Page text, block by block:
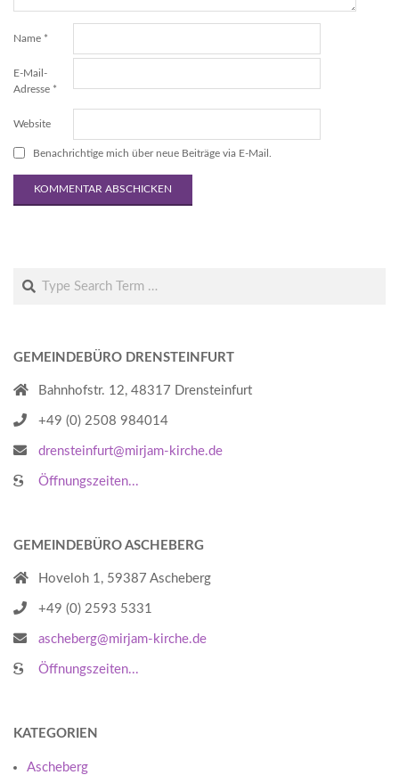
Name *
E-Mail-
Adresse *
Website
Benachrichtige mich über neue Beiträge via E-Mail.
GEMEINDEBÜRO DRENSTEINFURT
Bahnhofstr. 12, 48317 Drensteinfurt
+49 (0) 2508 984014
drensteinfurt@mirjam-kirche.de
Öffnungszeiten...
GEMEINDEBÜRO ASCHEBERG
Hoveloh 1, 59387 Ascheberg
+49 (0) 2593 5331
ascheberg@mirjam-kirche.de
Öffnungszeiten...
KATEGORIEN
Ascheberg